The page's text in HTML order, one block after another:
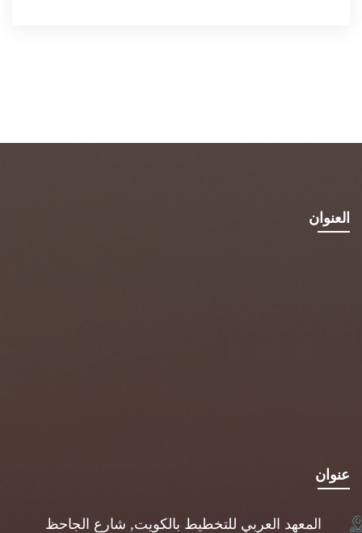
العنوان
عنوان
المعهد العربي للتخطيط بالكويت, شارع الجاحظ